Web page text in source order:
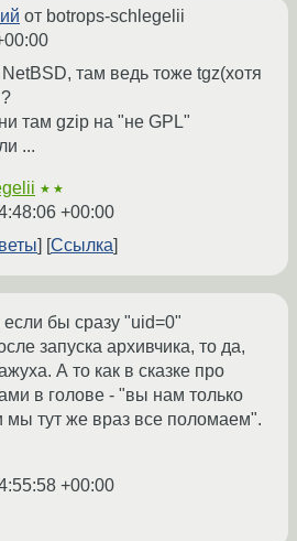
от botrops-schlegelii
NetBSD, там ведь тоже tgz(хотя
там gzip на "не GPL"
...
★★
+00:00
Ссылка
если бы сразу "uid=0"
запуска архивчика, то да,
А то как в сказке про
в голове - "вы нам только
мы тут же враз все поломаем".
+00:00